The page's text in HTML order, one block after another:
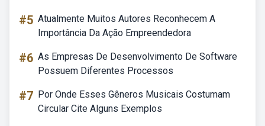
#5 Atualmente Muitos Autores Reconhecem A
Importância Da Ação Empreendedora
#6 As Empresas De Desenvolvimento De Software
Possuem Diferentes Processos
#7 Por Onde Esses Gêneros Musicais Costumam
Circular Cite Alguns Exemplos